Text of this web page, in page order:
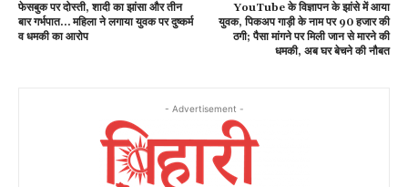
फेसबुक पर दोस्ती, शादी का झांसा और तीन
बार गर्भपात… महिला ने लगाया युवक पर दुष्कर्म
व धमकी का आरोप
YouTube के विज्ञापन के झांसे में आया
युवक, पिकअप गाड़ी के नाम पर 90 हजार की
ठगी; पैसा मांगने पर मिली जान से मारने की
धमकी, अब घर बेचने की नौबत
- Advertisement -